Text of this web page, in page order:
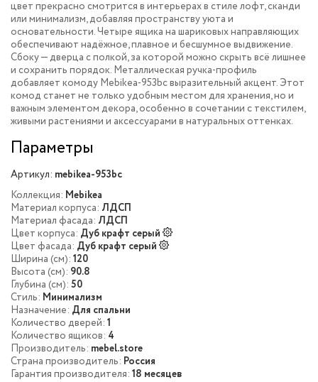
цвет прекрасно смотрится в интерьерах в стиле лофт, сканди
или минимализм, добавляя пространству уюта и
основательности. Четыре ящика на шариковых направляющих
обеспечивают надёжное, плавное и бесшумное выдвижение.
Сбоку — дверца с полкой, за которой можно скрыть всё лишнее
и сохранить порядок. Металлическая ручка-профиль
добавляет комоду Mebikea-953bc выразительный акцент. Этот
комод станет не только удобным местом для хранения, но и
важным элементом декора, особенно в сочетании с текстилем,
живыми растениями и аксессуарами в натуральных оттенках.
Параметры
Артикул: mebikea-953bc
Коллекция: Mebikea
Материал корпуса: ЛДСП
Материал фасада: ЛДСП
Цвет корпуса: Дуб крафт серый
Цвет фасада: Дуб крафт серый
Ширина (см): 120
Высота (см): 90.8
Глубина (см): 50
Стиль: Минимализм
Назначение: Для спальни
Количество дверей: 1
Количество ящиков: 4
Производитель: mebel.store
Страна производитель: Россия
Гарантия производителя: 18 месяцев